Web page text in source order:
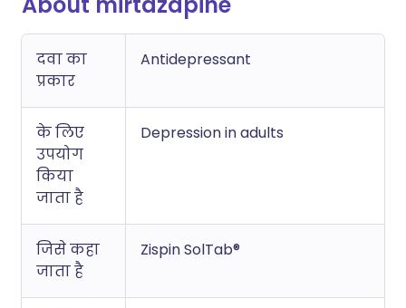
दवा का
प्रकार
Antidepressant
के लिए
उपयोग
किया
जाता है
Depression in adults
जिसे कहा
जाता है
Zispin SolTab®